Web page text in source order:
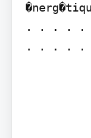
. . . . .
. . . . .